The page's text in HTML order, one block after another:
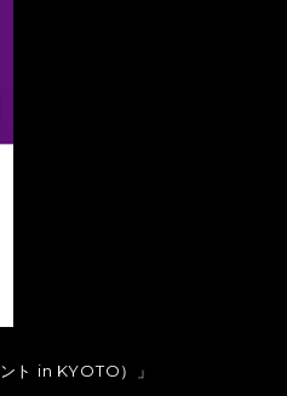
ト in KYOTO）」